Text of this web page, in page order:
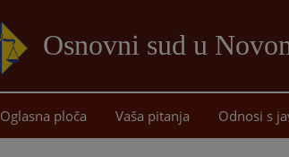
Osnovni sud u
Oglasna ploča Vaša pitanja Odnosi s